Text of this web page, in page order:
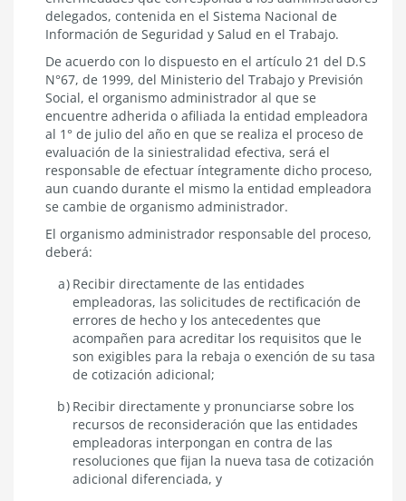
delegados, contenida en el Sistema Nacional de
Información de Seguridad y Salud en el Trabajo.
De acuerdo con lo dispuesto en el artículo 21 del D.S
N°67, de 1999, del Ministerio del Trabajo y Previsión
Social, el organismo administrador al que se
encuentre adherida o afiliada la entidad empleadora
al 1° de julio del año en que se realiza el proceso de
evaluación de la siniestralidad efectiva, será el
responsable de efectuar íntegramente dicho proceso,
aun cuando durante el mismo la entidad empleadora
se cambie de organismo administrador.
El organismo administrador responsable del proceso,
deberá:
Recibir directamente de las entidades
empleadoras, las solicitudes de rectificación de
errores de hecho y los antecedentes que
acompañen para acreditar los requisitos que le
son exigibles para la rebaja o exención de su tasa
de cotización adicional;
Recibir directamente y pronunciarse sobre los
recursos de reconsideración que las entidades
empleadoras interpongan en contra de las
resoluciones que fijan la nueva tasa de cotización
adicional diferenciada, y